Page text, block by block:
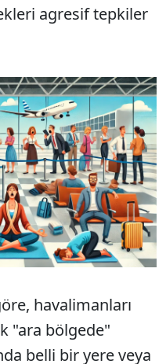
agresif tepkiler
havalimanları
"ara bölgede"
belli bir yere veya